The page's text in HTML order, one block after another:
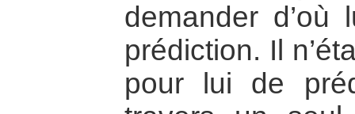
demander
prédiction. Il
pour lui de